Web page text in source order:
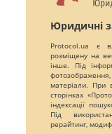
Юридичні
Protocol.ua є
розміщену на
інше. Під
матеріали. При
сторінках
індексації
Під
рерайтинг,